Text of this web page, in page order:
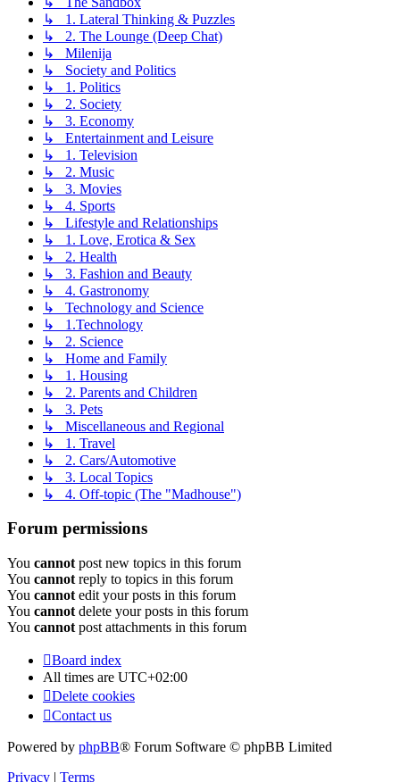
↳ 1. Lateral Thinking & Puzzles
↳ 2. The Lounge (Deep Chat)
↳ Milenija
↳ Society and Politics
↳ 1. Politics
↳ 2. Society
↳ 3. Economy
↳ Entertainment and Leisure
↳ 1. Television
↳ 2. Music
↳ 3. Movies
↳ 4. Sports
↳ Lifestyle and Relationships
↳ 1. Love, Erotica & Sex
↳ 2. Health
↳ 3. Fashion and Beauty
↳ 4. Gastronomy
↳ Technology and Science
↳ 1.Technology
↳ 2. Science
↳ Home and Family
↳ 1. Housing
↳ 2. Parents and Children
↳ 3. Pets
↳ Miscellaneous and Regional
↳ 1. Travel
↳ 2. Cars/Automotive
↳ 3. Local Topics
↳ 4. Off-topic (The "Madhouse")
Forum permissions
You cannot post new topics in this forum
You cannot reply to topics in this forum
You cannot edit your posts in this forum
You cannot delete your posts in this forum
You cannot post attachments in this forum
Board index
All times are UTC+02:00
Delete cookies
Contact us
Powered by phpBB® Forum Software © phpBB Limited
Privacy | Terms